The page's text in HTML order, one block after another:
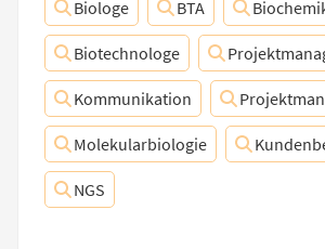
Biologe BTA
Biotechnologe
Kommunikation
Molekularbiologie
NGS